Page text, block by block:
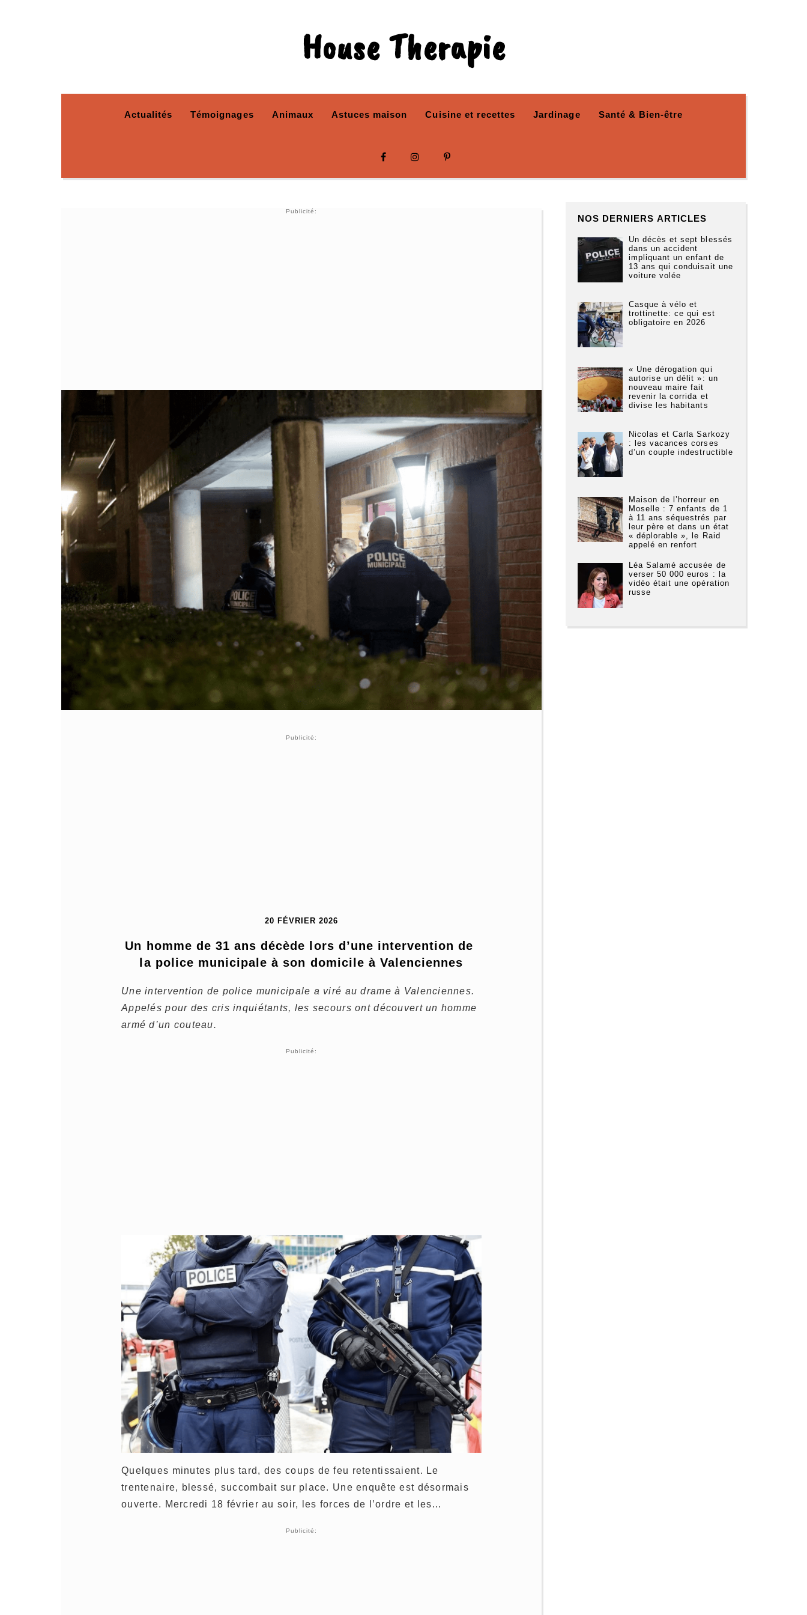
House Therapie
Actualités Témoignages Animaux Astuces maison Cuisine et recettes Jardinage Santé & Bien-être
Publicité:
Publicité:
20 FÉVRIER 2026
Un homme de 31 ans décède lors d’une intervention de
la police municipale à son domicile à Valenciennes
Une intervention de police municipale a viré au drame à Valenciennes.
Appelés pour des cris inquiétants, les secours ont découvert un homme
armé d’un couteau.
Publicité:
Quelques minutes plus tard, des coups de feu retentissaient. Le
trentenaire, blessé, succombait sur place. Une enquête est désormais
ouverte. Mercredi 18 février au soir, les forces de l’ordre et les…
Publicité:
NOS DERNIERS ARTICLES
Un décès et sept blessés
dans un accident
impliquant un enfant de
13 ans qui conduisait une
voiture volée
Casque à vélo et
trottinette: ce qui est
obligatoire en 2026
« Une dérogation qui
autorise un délit »: un
nouveau maire fait
revenir la corrida et
divise les habitants
Nicolas et Carla Sarkozy
: les vacances corses
d’un couple indestructible
Maison de l’horreur en
Moselle : 7 enfants de 1
à 11 ans séquestrés par
leur père et dans un état
« déplorable », le Raid
appelé en renfort
Léa Salamé accusée de
verser 50 000 euros : la
vidéo était une opération
russe